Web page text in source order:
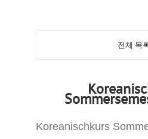
전체 목
Koreanischkurs